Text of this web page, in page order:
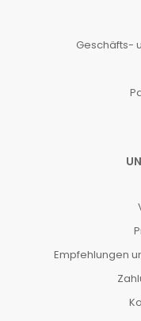
Geschäfts-
Empfehlungen